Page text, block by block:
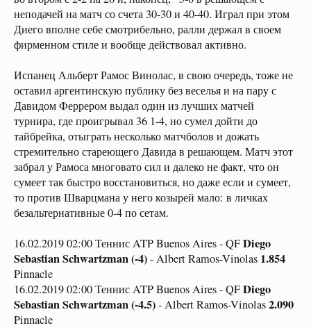
неподачей на матч со счета 30-30 и 40-40. Играл при этом
Диего вполне себе смотрибельно, ралли держал в своем
фирменном стиле и вообще действовал активно.
Испанец Альберт Рамос Винолас, в свою очередь, тоже не
оставил аргентинскую публику без веселья и на пару с
Давидом Феррером выдал один из лучших матчей
турнира, где проигрывал 36 1-4, но сумел дойти до
тайбрейка, отыграть несколько матчболов и дожать
стремительно стареющего Давида в решающем. Матч этот
забрал у Рамоса многовато сил и далеко не факт, что он
сумеет так быстро восстановиться, но даже если и сумеет,
то против Шварцмана у него козырей мало: в личках
безальтернативные 0-4 по сетам.
16.02.2019 02:00 Теннис ATP Buenos Aires - QFDiego
Sebastian Schwartzman (-4)- Albert Ramos-Vinolas 1.854
Pinnacle
16.02.2019 02:00 Теннис ATP Buenos Aires - QFDiego
Sebastian Schwartzman (-4.5)- Albert Ramos-Vinolas2.090
Pinnacle